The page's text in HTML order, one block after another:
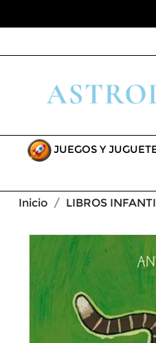
JUEGOS Y
Inicio
LIBROS